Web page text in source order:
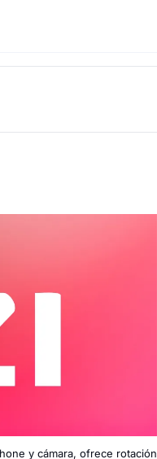
y cámara, ofrece rotación